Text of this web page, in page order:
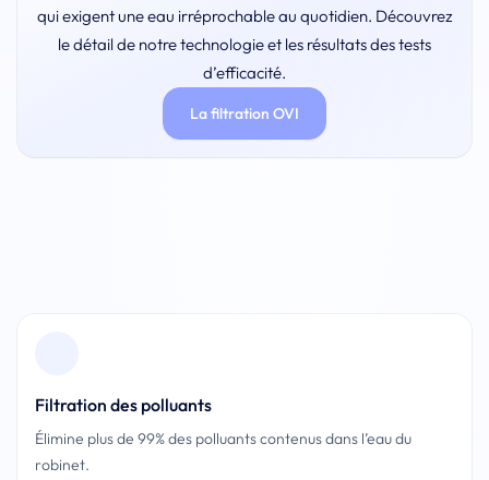
qui exigent une eau irréprochable au quotidien. Découvrez
le détail de notre technologie et les résultats des tests
d’efficacité.
La filtration OVI
Filtration des polluants
Élimine plus de 99% des polluants contenus dans l’eau du
robinet.